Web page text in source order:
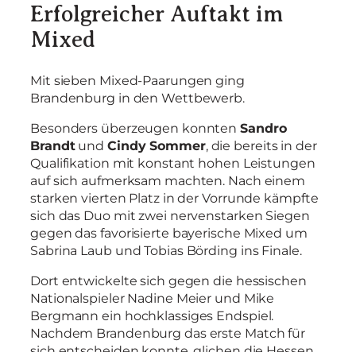
Erfolgreicher Auftakt im
Mixed
Mit sieben Mixed-Paarungen ging
Brandenburg in den Wettbewerb.
Besonders überzeugen konntenSandro
Brandtund Cindy Sommer, die bereits in der
Qualifikation mit konstant hohen Leistungen
auf sich aufmerksam machten. Nach einem
starken vierten Platz in der Vorrunde kämpfte
sich das Duo mit zwei nervenstarken Siegen
gegen das favorisierte bayerische Mixed um
Sabrina Laub und Tobias Börding ins Finale.
Dort entwickelte sich gegen die hessischen
Nationalspieler Nadine Meier und Mike
Bergmann ein hochklassiges Endspiel.
Nachdem Brandenburg das erste Match für